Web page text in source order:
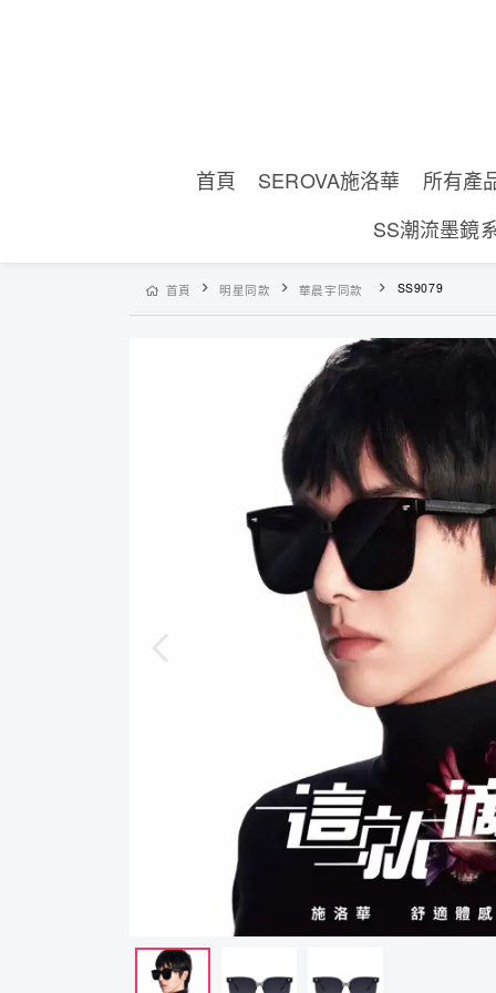
首頁 SEROVA施洛華
所有產
SS潮流墨鏡
首頁 明星同款 華晨宇同款 SS9079